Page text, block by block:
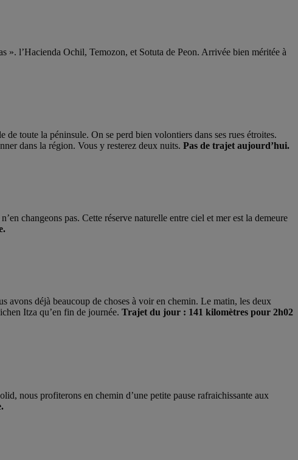
l’Hacienda Ochil, Temozon, et Sotuta de Peon. Arrivée bien méritée à
toute la péninsule. On se perd bien volontiers dans ses rues étroites.
dans la région. Vous y resterez deux nuits. Pas de trajet aujourd’hui.
changeons pas. Cette réserve naturelle entre ciel et mer est la demeure
avons déjà beaucoup de choses à voir en chemin. Le matin, les deux
Itza qu’en fin de journée. Trajet du jour : 141 kilomètres pour 2h02
nous profiterons en chemin d’une petite pause rafraichissante aux